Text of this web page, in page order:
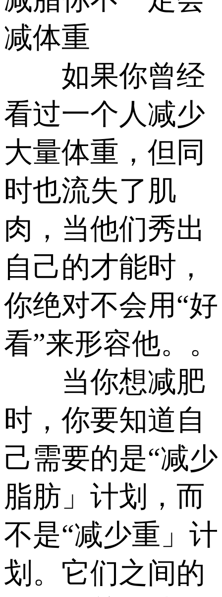
减体重
如果你曾经
看过一个人减少
大量体重，但同
时也流失了肌
肉，当他们秀出
自己的才能时，
你绝对不会用“好
看”来形容他。。
当你想减肥
时，你要知道自
己需要的是“减少
脂肪」计划，而
不是“减少重」计
划。它们之间的